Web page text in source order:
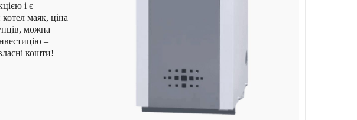
і є
маяк, ціна
можна
–
кошти!